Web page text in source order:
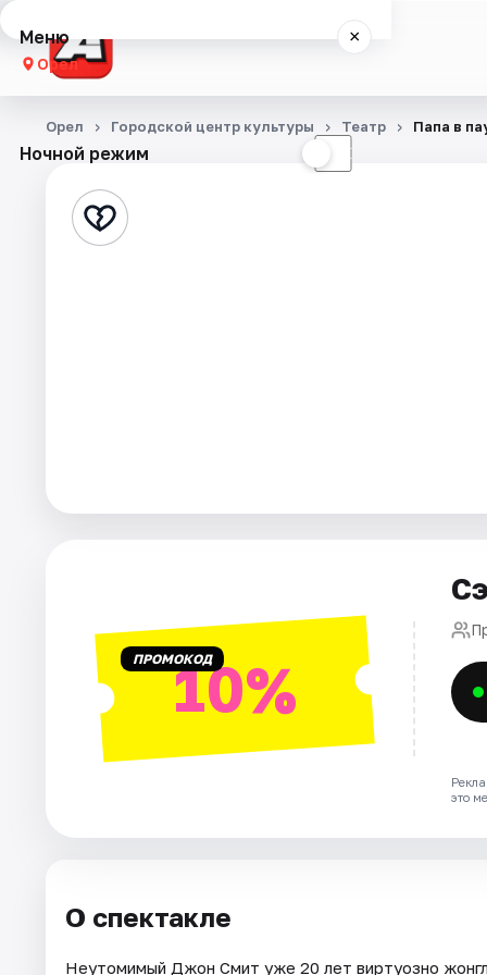
Меню ×
Орел
Концерты
Стендап
Ночной режим ☾
Орел Городской центр культуры Театр Папа в
ПРОМОКОД10%
это
О спектакле
Неутомимый Джон Смит уже 20 лет виртуозно